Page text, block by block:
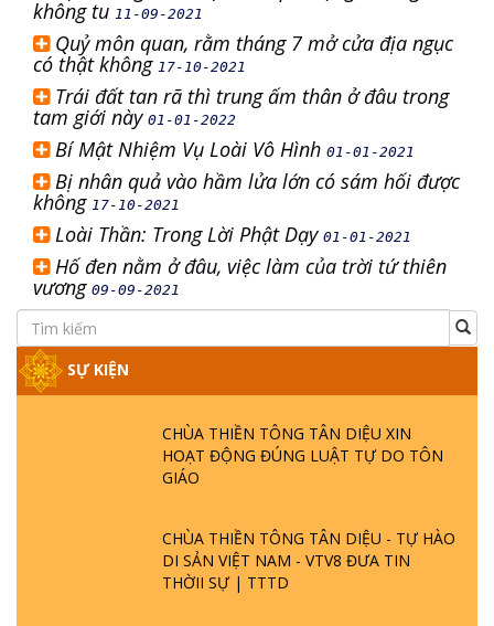
không tu 11-09-2021
Quỷ môn quan, rằm tháng 7 mở cửa địa ngục
có thật không 17-10-2021
Trái đất tan rã thì trung ấm thân ở đâu trong
tam giới này 01-01-2022
Bí Mật Nhiệm Vụ Loài Vô Hình 01-01-2021
Bị nhân quả vào hầm lửa lớn có sám hối được
không 17-10-2021
Loài Thần: Trong Lời Phật Dạy 01-01-2021
Hố đen nằm ở đâu, việc làm của trời tứ thiên
vương 09-09-2021
SỰ KIỆN
CHÙA THIỀN TÔNG TÂN DIỆU XIN
HOẠT ĐỘNG ĐÚNG LUẬT TỰ DO TÔN
GIÁO
CHÙA THIỀN TÔNG TÂN DIỆU - TỰ HÀO
DI SẢN VIỆT NAM - VTV8 ĐƯA TIN
THỜII SỰ | TTTD